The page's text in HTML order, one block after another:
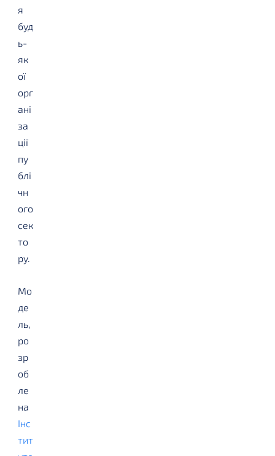
я
буд
ь-
як
ої
орг
ані
за
ції
пу
блі
чн
ого
сек
то
ру.
Мо
де
ль,
ро
зр
об
ле
на
Інс
тит